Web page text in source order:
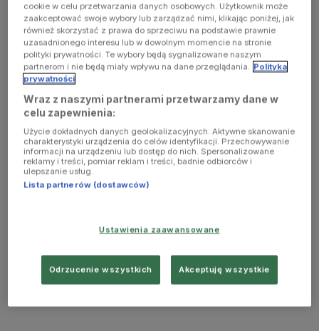
cookie w celu przetwarzania danych osobowych. Użytkownik może
zaakceptować swoje wybory lub zarządzać nimi, klikając poniżej, jak
również skorzystać z prawa do sprzeciwu na podstawie prawnie
uzasadnionego interesu lub w dowolnym momencie na stronie
polityki prywatności. Te wybory będą sygnalizowane naszym
partnerom i nie będą miały wpływu na dane przeglądania. Polityka
prywatności
Wraz z naszymi partnerami przetwarzamy dane w
celu zapewnienia:
Użycie dokładnych danych geolokalizacyjnych. Aktywne skanowanie
charakterystyki urządzenia do celów identyfikacji. Przechowywanie
informacji na urządzeniu lub dostęp do nich. Spersonalizowane
reklamy i treści, pomiar reklam i treści, badnie odbiorców i
ulepszanie usług.
Lista partnerów (dostawców)
Ustawienia zaawansowane
Odrzucenie wszystkich Akceptuję wszystkie